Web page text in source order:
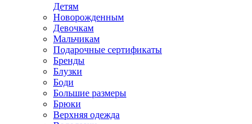
Детям
Новорожденным
Девочкам
Мальчикам
Подарочные сертификаты
Бренды
Блузки
Боди
Большие размеры
Брюки
Верхняя одежда